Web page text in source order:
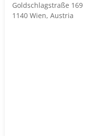
Goldschlagstraße 169
1140 Wien, Austria